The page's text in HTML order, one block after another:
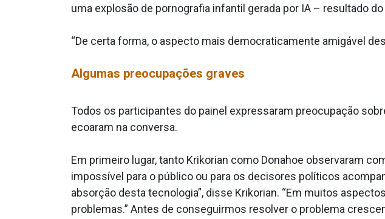
uma explosão de pornografia infantil gerada por IA – resultado
“De certa forma, o aspecto mais democraticamente amigável
Algumas preocupações graves
Todos os participantes do painel expressaram preocupação
ecoaram na conversa.
Em primeiro lugar, tanto Krikorian como Donahoe observaram
impossível para o público ou para os decisores políticos
absorção desta tecnologia”, disse Krikorian. “Em muitos
problemas.” Antes de conseguirmos resolver o problema